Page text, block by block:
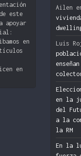
este
apoyar
en
en
Ailen
Luis
en la
del
a la
la RM
En la